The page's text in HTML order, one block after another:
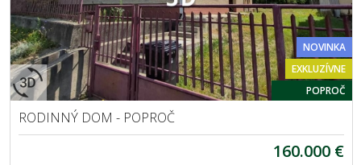
NOVINKA
EXKLUZÍVNE
POPROČ
RODINNÝ DOM - POPROČ
160.000 €